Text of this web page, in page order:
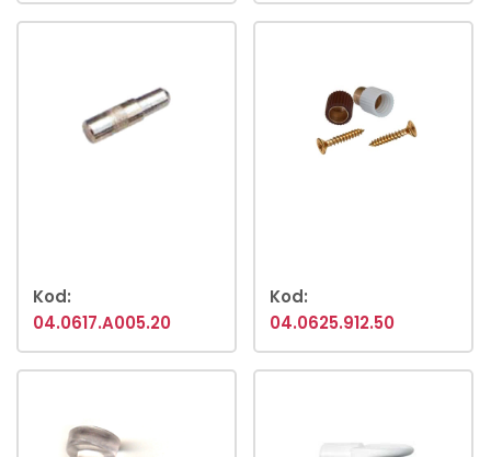
Kod:
04.0617.A005.20
Kod:
04.0625.912.50